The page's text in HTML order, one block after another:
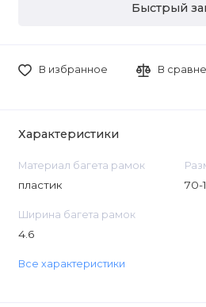
Быстрый
В избранное В
Характеристики
Материал багета рамок
пластик 70-
Ширина багета рамок
4.6
Все характеристики